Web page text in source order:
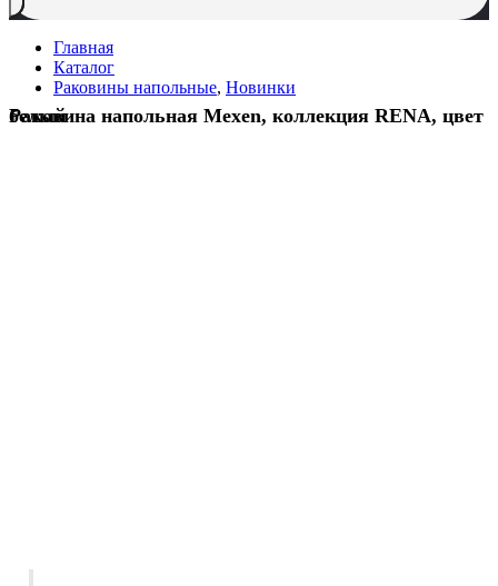
Главная
Каталог
Раковины напольные, Новинки
Раковина напольная Mexen, коллекция RENA, цвет белый